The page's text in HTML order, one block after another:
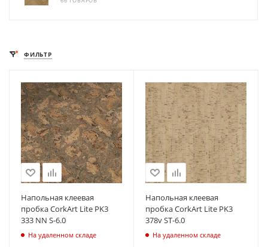
ФИЛЬТР
Напольная клеевая
пробка CorkArt Lite PK3
333 NN S-6.0
На удаленном складе
Напольная клеевая
пробка CorkArt Lite PK3
378v ST-6.0
На удаленном складе